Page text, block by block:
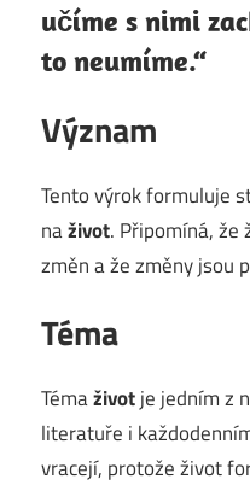
učíme s nimi
to neumíme.“
Význam
Tento výrok formuluje
naživot. Připomíná, že
změn a že změny jsou
Téma
Témaživotje jedním z
literatuře i
vracejí, protože život